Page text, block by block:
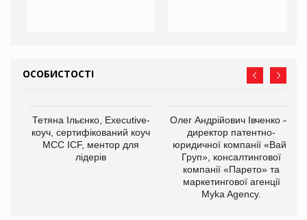
ОСОБИСТОСТІ
Тетяна Ільєнко, Executive-
коуч, сертифікований коуч
МСС ICF, ментор для
лідерів
Олег Андрійович Івченко —
директор патентно-
юридичної компанії «Вайз
Груп», консалтингової
компанії «Парето» та
маркетингової агенції
Myka Agency.